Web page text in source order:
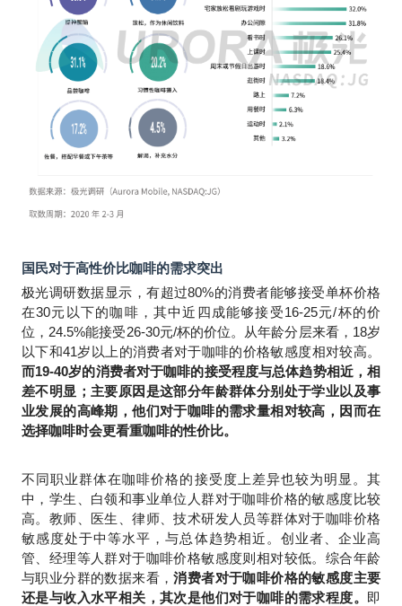
国民对于高性价比咖啡的需求突出
极光调研数据显示，有超过80%的消费者能够接受单杯价格
在30元以下的咖啡，其中近四成能够接受16-25元/杯的价
位，24.5%能接受26-30元/杯的价位。从年龄分层来看，18岁
以下和41岁以上的消费者对于咖啡的价格敏感度相对较高。
而19-40岁的消费者对于咖啡的接受程度与总体趋势相近，相
差不明显；主要原因是这部分年龄群体分别处于学业以及事
业发展的高峰期，他们对于咖啡的需求量相对较高，因而在
选择咖啡时会更看重咖啡的性价比。
不同职业群体在咖啡价格的接受度上差异也较为明显。其
中，学生、白领和事业单位人群对于咖啡价格的敏感度比较
高。教师、医生、律师、技术研发人员等群体对于咖啡价格
敏感度处于中等水平，与总体趋势相近。创业者、企业高
管、经理等人群对于咖啡价格敏感度则相对较低。综合年龄
与职业分群的数据来看，消费者对于咖啡价格的敏感度主要
还是与收入水平相关，其次是他们对于咖啡的需求程度。 即